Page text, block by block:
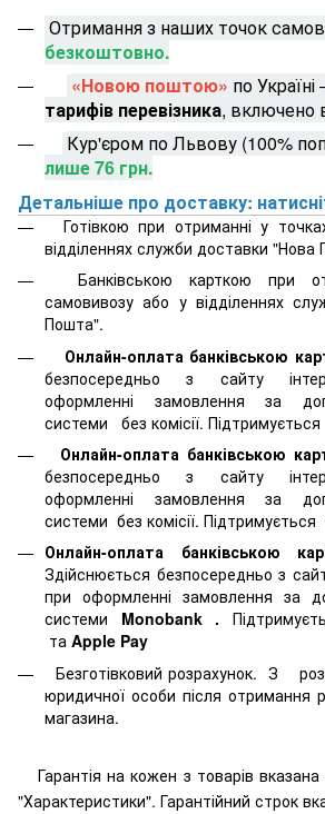
Отримання з наших точок
безкоштовно.
«Новою поштою» по
тарифів перевізника, включено
Кур'єром по Львову (100%
лише 76 грн.
Детальніше про доставку:
Готівкою при отриманні у
відділеннях служби доставки "Нова
Банківською карткою при
самовивозу або у відділеннях
Пошта".
Онлайн-оплата банківською
безпосередньо з сайту
оформленні замовлення за
системи
без комісії. Підтримується
Онлайн-оплата банківською
безпосередньо з сайту
оформленні замовлення за
системи без комісії. Підтримується
Онлайн-оплата банківською
Здійснюється безпосередньо з
при оформленні замовлення за
системи Monobank .
та Apple Pay
Безготівковий розрахунок. З
юридичної особи після отримання
магазина.
Гарантія на кожен з товарів
"Характеристики". Гарантійний строк